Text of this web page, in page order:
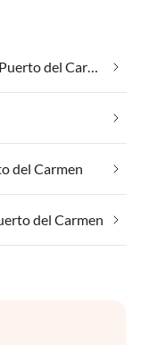
Geschikt voor mensen met allergieën in Puerto del Carmen
del Carmen
del Carmen